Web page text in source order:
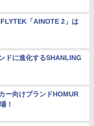
「AINOTE 2」は
ドに進化するSHANLING
ー向けブランドHOMUR
！